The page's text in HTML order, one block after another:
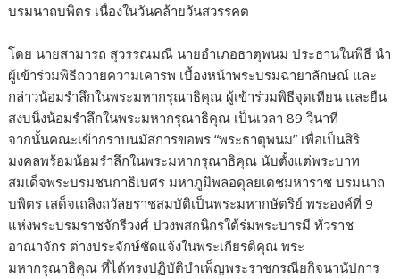
บรมนาถบพิตร เนื่องในวันคล้ายวันสวรรคต
โดย นายสามารถ สุวรรณมณี นายอำเภอธาตุพนม ประธานในพิธี นำ
ผู้เข้าร่วมพิธีถวายความเคารพ เบื้องหน้าพระบรมฉายาลักษณ์ และ
กล่าวน้อมรำลึกในพระมหากรุณาธิคุณ ผู้เข้าร่วมพิธีจุดเทียน และยืน
สงบนิ่งน้อมรำลึกในพระมหากรุณาธิคุณ เป็นเวลา 89 วินาที
จากนั้นคณะเข้ากราบนมัสการขอพร “พระธาตุพนม” เพื่อเป็นสิริ
มงคลพร้อมน้อมรำลึกในพระมหากรุณาธิคุณ นับตั้งแต่พระบาท
สมเด็จพระบรมชนกาธิเบศร มหาภูมิพลอดุลยเดชมหาราช บรมนาถ
บพิตร เสด็จเถลิงถวัลยราชสมบัติเป็นพระมหากษัตริย์ พระองค์ที่ 9
แห่งพระบรมราชจักรีวงศ์ ปวงพสกนิกรใต้ร่มพระบารมี ทั่วราช
อาณาจักร ต่างประจักษ์ชัดแจ้งในพระเกียรติคุณ พระ
มหากรุณาธิคุณ ที่ได้ทรงปฏิบัติบำเพ็ญพระราชกรณียกิจนานัปการ